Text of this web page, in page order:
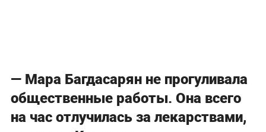
— Мара Багдасарян не прогуливала
общественные работы. Она всего
на час отлучилась за лекарствами,